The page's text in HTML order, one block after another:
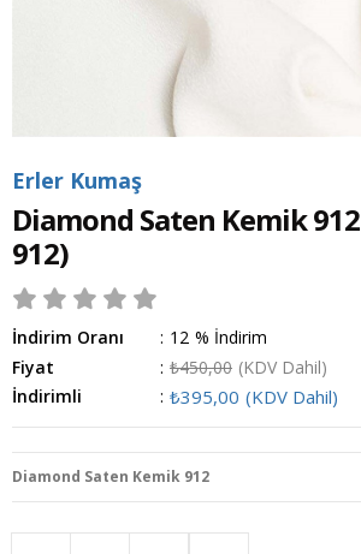
Erler Kumaş
Diamond Saten Kemik 912
912)
İndirim Oranı : %
12
İndirim
Fiyat
: ₺450,00 (KDV Dahil)
İndirimli
: ₺395,00 (KDV Dahil)
Diamond Saten Kemik 912